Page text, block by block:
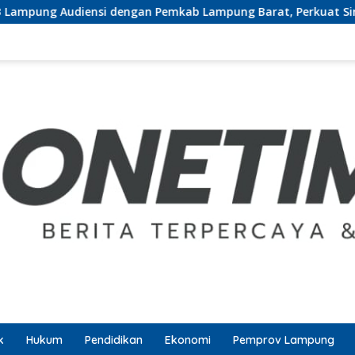
Pemkab Lampung Barat, Perkuat Sinergi Tingkatkan
Hukum Pendidikan Ekonomi Pemprov Lampung